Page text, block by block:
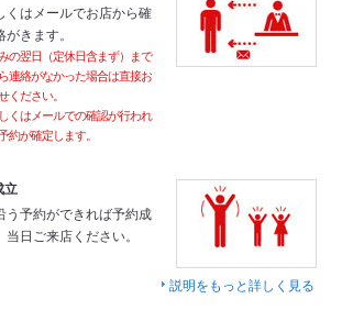
くはメールでお店から確
きます。
の翌日（定休日含まず）まで
連絡がなかった場合は直接お
ください。
くはメールでの確認が行われ
約が確定します。
立
う予約ができれば予約成
当日ご来店ください。
説明をもっと詳しく見る